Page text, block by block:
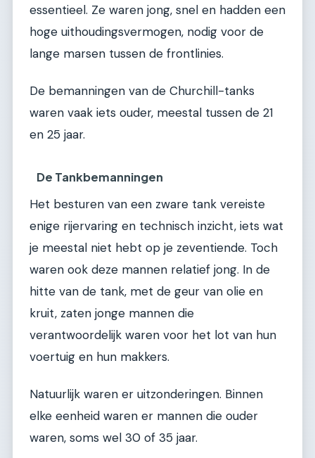
essentieel. Ze waren jong, snel en hadden een
hoge uithoudingsvermogen, nodig voor de
lange marsen tussen de frontlinies.
De bemanningen van de Churchill-tanks
waren vaak iets ouder, meestal tussen de 21
en 25 jaar.
De Tankbemanningen
Het besturen van een zware tank vereiste
enige rijervaring en technisch inzicht, iets wat
je meestal niet hebt op je zeventiende. Toch
waren ook deze mannen relatief jong. In de
hitte van de tank, met de geur van olie en
kruit, zaten jonge mannen die
verantwoordelijk waren voor het lot van hun
voertuig en hun makkers.
Natuurlijk waren er uitzonderingen. Binnen
elke eenheid waren er mannen die ouder
waren, soms wel 30 of 35 jaar.